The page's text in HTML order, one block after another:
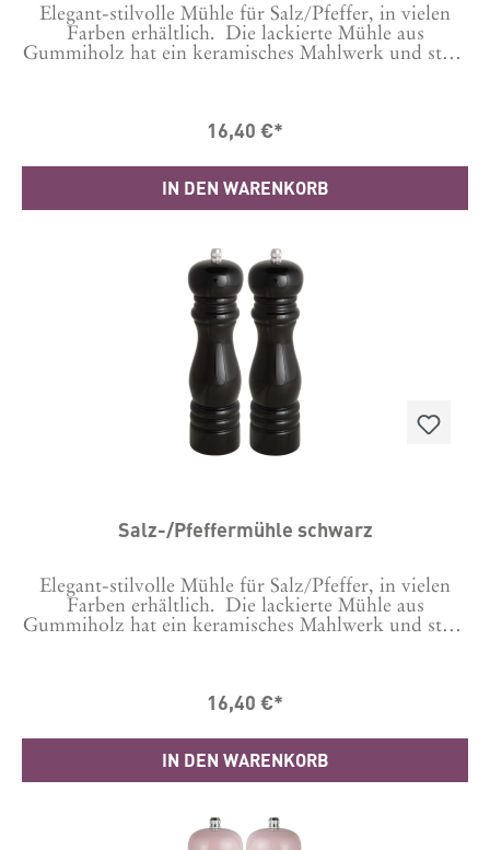
Elegant-stilvolle Mühle für Salz/Pfeffer, in vielen
Farben erhältlich. Die lackierte Mühle aus
Gummiholz hat ein keramisches Mahlwerk und stellt
gekennzeichnet durch ein S oder P auf der Schraube
auch wechseln.Maße: 21.5 cm hoch, Durchmesser
5,5 cmHergestellt in CN
16,40 €*
IN DEN WARENKORB
Salz-/Pfeffermühle schwarz
Elegant-stilvolle Mühle für Salz/Pfeffer, in vielen
Farben erhältlich. Die lackierte Mühle aus
Gummiholz hat ein keramisches Mahlwerk und stellt
gekennzeichnet durch ein S oder P auf der Schraube
auch wechseln.Maße: 21.5 cm hoch, Durchmesser
5,5 cmHergestellt in CN
16,40 €*
IN DEN WARENKORB